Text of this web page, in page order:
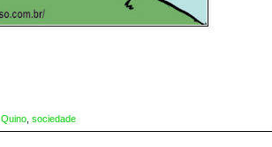
Quino, sociedade